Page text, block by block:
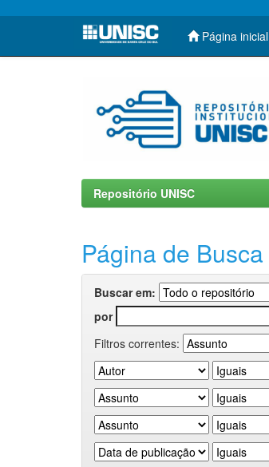
Skip
Página inicial
Repositório UNISC
Página de Busca
Buscar em:
por
Filtros correntes: